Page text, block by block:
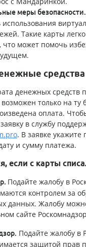
меры безопасности.
Такие карты
что может помочь
средства
денежных средств
только на ту
оплата.
в службу
. В заявке укажите
и сумму платежа.
если с карты
Подайте жалобу в
контролем за
данных. Жалобу
сайте
Подайте жалобу в
защитой прав